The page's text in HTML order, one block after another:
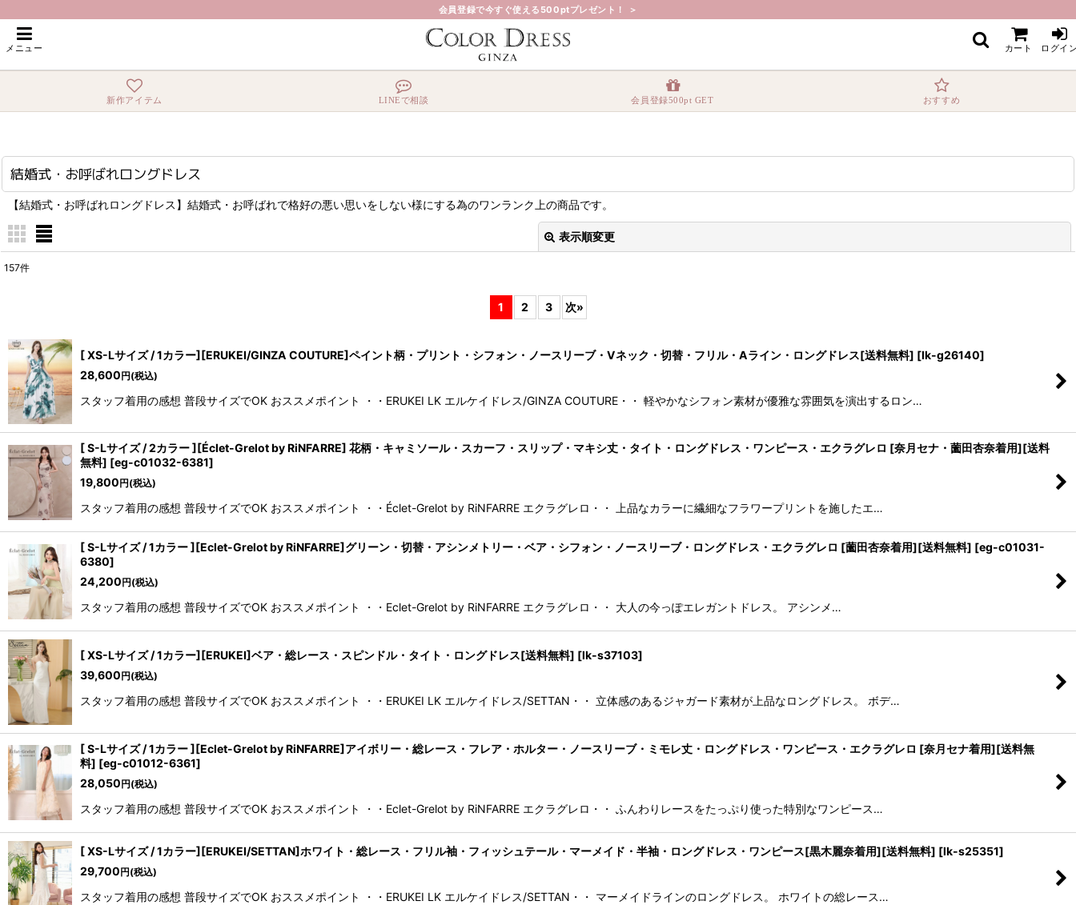
会員登録で今すぐ使える500ptプレゼント！ ＞
メニュー カート ログイ
新作アイテム LINEで相談 会員登録500pt GET おすすめ
ホーム > 結婚式・お呼ばれロングドレス
結婚式・お呼ばれロングドレス
【結婚式・お呼ばれロングドレス】結婚式・お呼ばれで格好の悪い思いをしない様にする為のワンランク上の商品です。
表示順変更
並び順:
絞り込む
157件
1 2 3 次»
[ XS-Lサイズ / 1カラー][ERUKEI/GINZA COUTURE]ペイント柄・プリント・シフォン・ノースリーブ・Vネック・切替・フリル・Aライン・ロングドレス[送料無料] [lk-g26140]
28,600円(税込)
スタッフ着用の感想 普段サイズでOK おススメポイント ・・ERUKEI LK エルケイドレス/GINZA COUTURE・・ 軽やかなシフォン素材が優雅な雰囲気を演出するロン…
[ S-Lサイズ / 2カラー ][Éclet-Grelot by RiNFARRE] 花柄・キャミソール・スカーフ・スリップ・マキシ丈・タイト・ロングドレス・ワンピース・エクラグレロ [奈月セナ・薗田杏奈着用][送料
無料] [eg-c01032-6381]
19,800円(税込)
スタッフ着用の感想 普段サイズでOK おススメポイント ・・Éclet-Grelot by RiNFARRE エクラグレロ・・ 上品なカラーに繊細なフラワープリントを施したエ…
[ S-Lサイズ / 1カラー ][Eclet-Grelot by RiNFARRE]グリーン・切替・アシンメトリー・ベア・シフォン・ノースリーブ・ロングドレス・エクラグレロ [薗田杏奈着用][送料無料] [eg-c01031-
6380]
24,200円(税込)
スタッフ着用の感想 普段サイズでOK おススメポイント ・・Eclet-Grelot by RiNFARRE エクラグレロ・・ 大人の今っぽエレガントドレス。 アシンメ…
[ XS-Lサイズ / 1カラー][ERUKEI]ベア・総レース・スピンドル・タイト・ロングドレス[送料無料] [lk-s37103]
39,600円(税込)
スタッフ着用の感想 普段サイズでOK おススメポイント ・・ERUKEI LK エルケイドレス/SETTAN・・ 立体感のあるジャガード素材が上品なロングドレス。 ボデ…
[ S-Lサイズ / 1カラー ][Eclet-Grelot by RiNFARRE]アイボリー・総レース・フレア・ホルター・ノースリーブ・ミモレ丈・ロングドレス・ワンピース・エクラグレロ [奈月セナ着用][送料無
料] [eg-c01012-6361]
28,050円(税込)
スタッフ着用の感想 普段サイズでOK おススメポイント ・・Eclet-Grelot by RiNFARRE エクラグレロ・・ ふんわりレースをたっぷり使った特別なワンピース…
[ XS-Lサイズ / 1カラー][ERUKEI/SETTAN]ホワイト・総レース・フリル袖・フィッシュテール・マーメイド・半袖・ロングドレス・ワンピース[黒木麗奈着用][送料無料] [lk-s25351]
29,700円(税込)
スタッフ着用の感想 普段サイズでOK おススメポイント ・・ERUKEI LK エルケイドレス/SETTAN・・ マーメイドラインのロングドレス。 ホワイトの総レース…